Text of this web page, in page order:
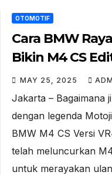
OTOMOTIF
Cara BMW
Bikin M4 CS
MAY 25, 2025
Jakarta – Bagaimana
dengan legenda
BMW M4 CS Versi
telah meluncurkan
untuk merayakan